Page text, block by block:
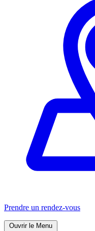
Prendre un rendez-vous